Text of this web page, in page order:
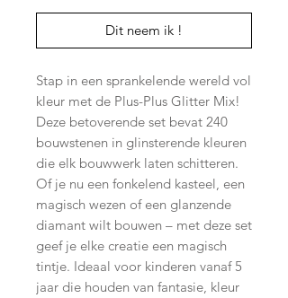
Dit neem ik !
Stap in een sprankelende wereld vol
kleur met de Plus-Plus Glitter Mix!
Deze betoverende set bevat 240
bouwstenen in glinsterende kleuren
die elk bouwwerk laten schitteren.
Of je nu een fonkelend kasteel, een
magisch wezen of een glanzende
diamant wilt bouwen – met deze set
geef je elke creatie een magisch
tintje. Ideaal voor kinderen vanaf 5
jaar die houden van fantasie, kleur